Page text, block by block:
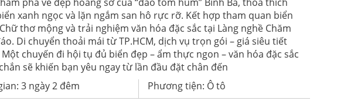
xanh ngọc và lặn ngắm san hô rực rỡ. Kết hợp tham quan biển
thơ mộng và trải nghiệm văn hóa đặc sắc tại Làng nghề Chăm
Di chuyển thoải mái từ TP.HCM, dịch vụ trọn gói – giá siêu tiết
Một chuyến đi hội tụ đủ biển đẹp – ẩm thực ngon – văn hóa đặc sắc
sẽ khiến bạn yêu ngay từ lần đầu đặt chân đến
3 ngày 2 đêm
Phương tiện: Ô tô